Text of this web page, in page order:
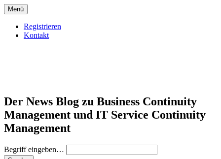
Menü
Registrieren
Kontakt
Der News Blog zu Business Continuity
Management und IT Service Continuity
Management
Begriff eingeben…